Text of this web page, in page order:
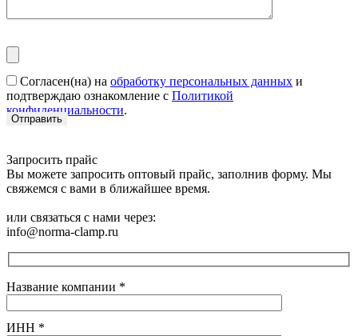
Согласен(на) на обработку персональных данных и
подтверждаю ознакомление с Политикой
конфиденциальности.
Запросить прайс
Вы можете запросить оптовый прайс, заполнив форму. Мы
свяжемся с вами в ближайшее время.
или связаться с нами через:
info@norma-clamp.ru
Название компании *
ИНН *